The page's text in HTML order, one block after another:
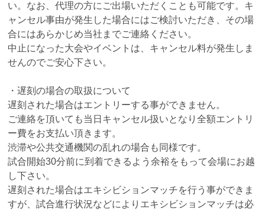
い。なお、代理の方にご出場いただくことも可能です。キ
ャンセル事由が発生した場合にはご検討いただき、その場
合にはあらかじめ当社までご連絡ください。
中止になった大会やイベントは、キャンセル料が発生しま
せんのでご安心下さい。
・遅刻の場合の取扱について
遅刻された場合はエントリーする事ができません。
ご連絡を頂いても当日キャンセル扱いとなり全額エントリ
ー費をお支払い頂きます。
渋滞や公共交通機関の乱れの場合も同様です。
試合開始30分前に到着できるよう余裕をもって会場にお越
し下さい。
遅刻された場合はエキシビションマッチを行う事ができま
すが、試合進行状況などによりエキシビションマッチは必